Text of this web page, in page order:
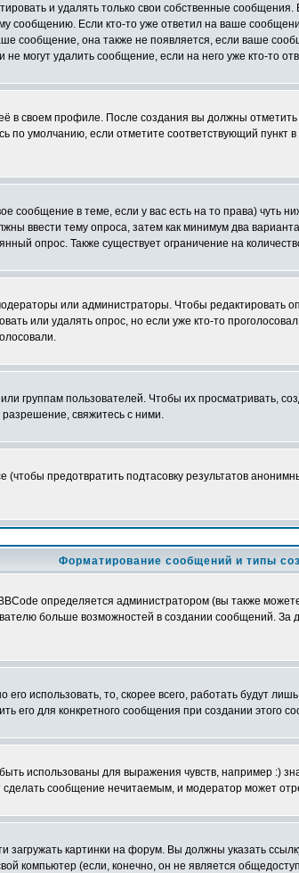
и удалять только свои собственные
сообщению. Если кто-то уже ответил на ваше
сообщение, она также не появляется, если ваше
могут удалить сообщение, если на него уже кто-то
в своем профиле. После создания вы должны отметить
по умолчанию, если отметите соответствующий
сообщение в теме, если у вас есть на то права)
ввести тему опроса, затем как минимум два
опрос. Также существует ограничение на
или администраторы. Чтобы редактировать
или удалять опрос, но если уже кто-то
группам пользователей. Чтобы их просматривать,
свяжитесь с ними.
(чтобы предотвратить подтасовку результатов
Форматирование сообщений и типы
определяется администратором (вы также
больше возможностей в создании сообщений.
использовать, то, скорее всего, работать будут
его для конкретного сообщения при создании этого
использованы для выражения чувств, например :)
сделать сообщение нечитаемым, и модератор может
картинки на форум. Вы должны указать
компьютер (если, конечно, он не является